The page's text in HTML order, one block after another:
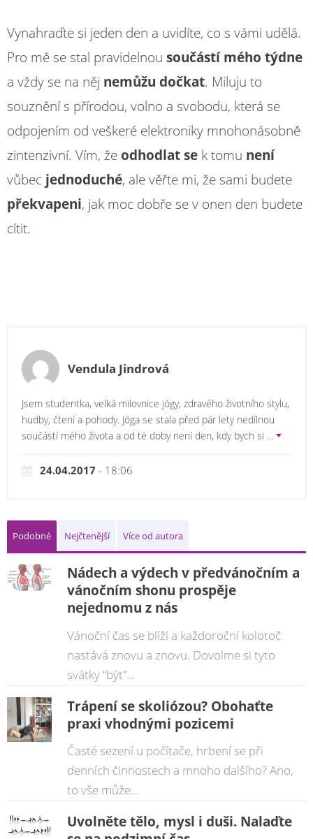
Vynahraďte si jeden den a uvidíte, co s vámi udělá.
Pro mě se stal pravidelnou součástí mého týdne
a vždy se na něj nemůžu dočkat. Miluju to
souznění s přírodou, volno a svobodu, která se
odpojením od veškeré elektroniky mnohonásobně
zintenzivní. Vím, že odhodlat se k tomu není
vůbec jednoduché, ale věřte mi, že sami budete
překvapeni, jak moc dobře se v onen den budete
cítit.
Vendula Jindrová
Jsem studentka, velká milovnice jógy, zdravého životního stylu,
hudby, čtení a pohody. Jóga se stala před pár lety nedílnou
součástí mého života a od té doby není den, kdy bych si ...
24.04.2017 - 18:06
Podobné Nejčtenější Více od autora
Nádech a výdech v předvánočním a
vánočním shonu prospěje
nejednomu z nás
Vánoční čas se blíží a každoroční kolotoč
nastává znovu a znovu. Dovolme si tyto
svátky “být”...
Trápení se skoliózou? Obohaťte
praxi vhodnými pozicemi
Časté sezení u počítače, hrbení se při
denních činnostech a mnoho dalšího? Ano,
to vše může...
Uvolněte tělo, mysl i duši. Nalaďte